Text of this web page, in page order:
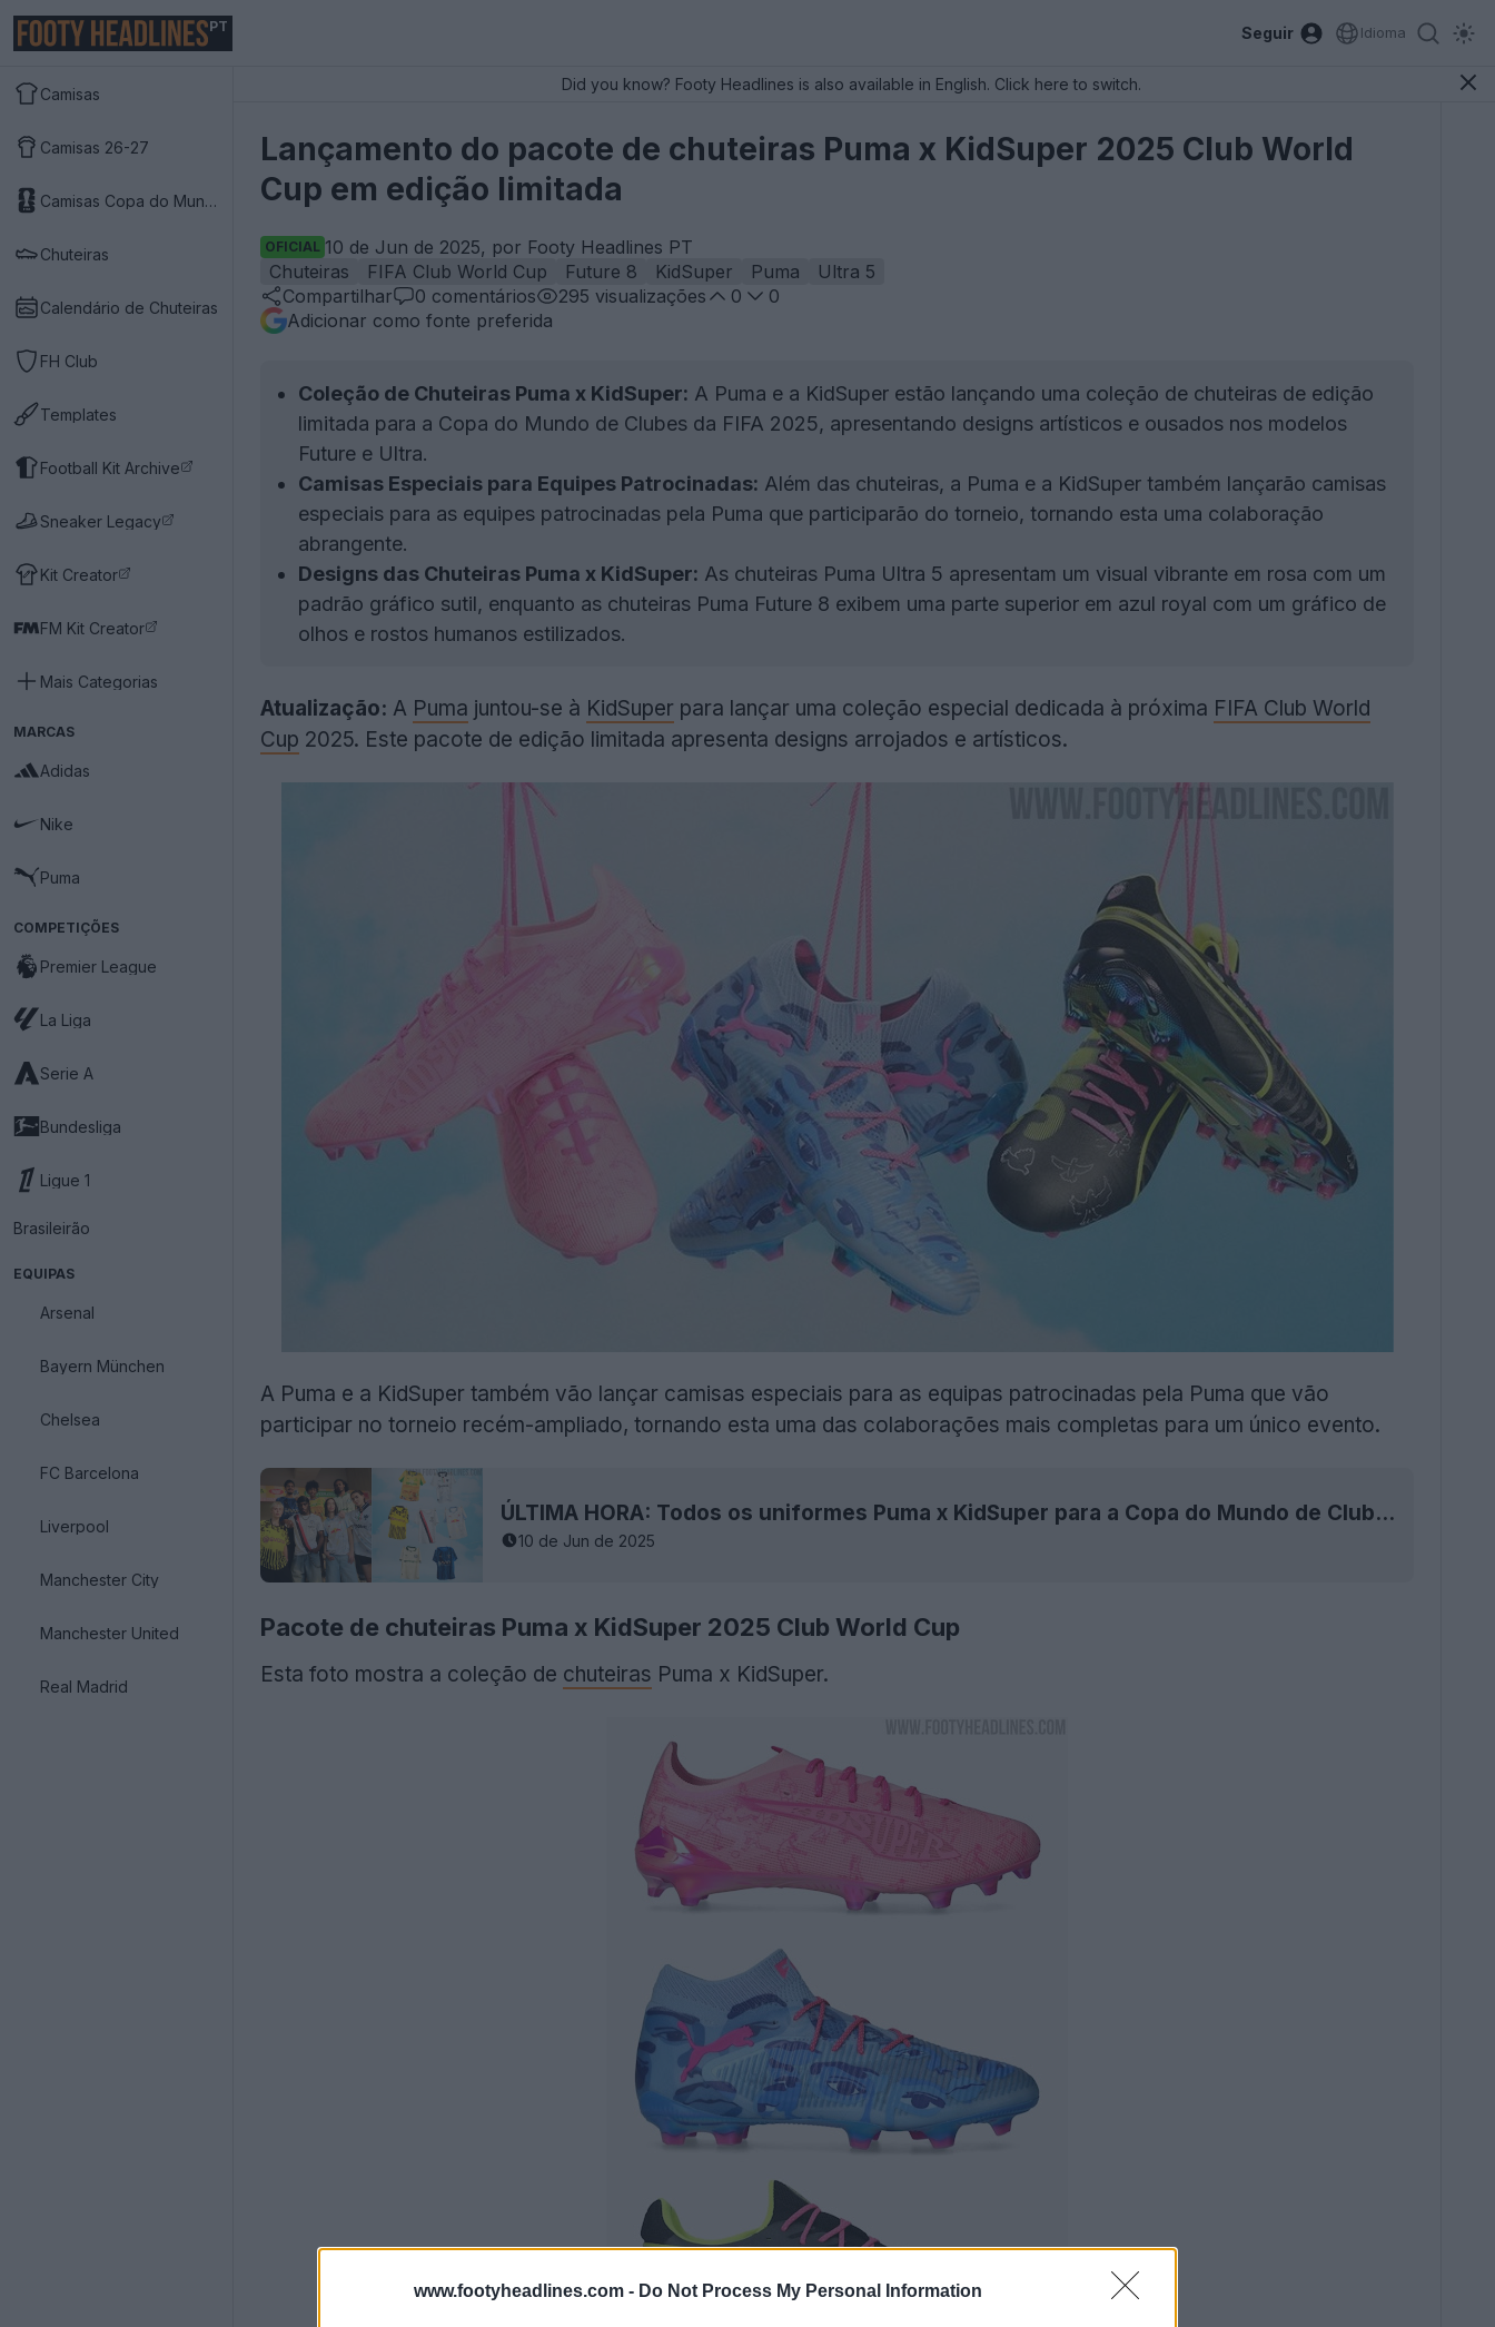
www.footyheadlines.com - Do Not Process My Personal Information
PT Seguir Idioma
Camisas
Camisas 26-27
Camisas Copa do Mundo 2026
Chuteiras
Calendário de Chuteiras
FH Club
Templates
Football Kit Archive
Sneaker Legacy
Kit Creator
FM Kit Creator
Mais Categorias
MARCAS
Adidas
Nike
Puma
COMPETIÇÕES
Premier League
La Liga
Serie A
Bundesliga
Ligue 1
Brasileirão
EQUIPAS
Arsenal
Bayern München
Chelsea
FC Barcelona
Liverpool
Manchester City
Manchester United
Real Madrid
Did you know? Footy Headlines is also available in English. Click here to switch.
Lançamento do pacote de chuteiras Puma x KidSuper 2025 Club World
Cup em edição limitada
OFICIAL 10 de Jun de 2025, por Footy Headlines PT
Chuteiras
FIFA Club World Cup Future 8 KidSuper Puma
Ultra 5
Compartilhar
0 comentários 295 visualizações 0
0
Adicionar como fonte preferida
Coleção de Chuteiras Puma x KidSuper: A Puma e a KidSuper estão lançando uma coleção de chuteiras de edição
limitada para a Copa do Mundo de Clubes da FIFA 2025, apresentando designs artísticos e ousados nos modelos
Future e Ultra.
Camisas Especiais para Equipes Patrocinadas: Além das chuteiras, a Puma e a KidSuper também lançarão camisas
especiais para as equipes patrocinadas pela Puma que participarão do torneio, tornando esta uma colaboração
abrangente.
Designs das Chuteiras Puma x KidSuper: As chuteiras Puma Ultra 5 apresentam um visual vibrante em rosa com um
padrão gráfico sutil, enquanto as chuteiras Puma Future 8 exibem uma parte superior em azul royal com um gráfico de
olhos e rostos humanos estilizados.
Atualização: A Puma juntou-se à KidSuper para lançar uma coleção especial dedicada à próxima FIFA Club World
Cup 2025. Este pacote de edição limitada apresenta designs arrojados e artísticos.
A Puma e a KidSuper também vão lançar camisas especiais para as equipas patrocinadas pela Puma que vão
participar no torneio recém-ampliado, tornando esta uma das colaborações mais completas para um único evento.
ÚLTIMA HORA: Todos os uniformes Puma x KidSuper para a Copa do Mundo de Clubes da FIFA 2025 foram divulgados - 7 equipas
10 de Jun de 2025
Pacote de chuteiras Puma x KidSuper 2025 Club World Cup
Esta foto mostra a coleção de chuteiras Puma x KidSuper.